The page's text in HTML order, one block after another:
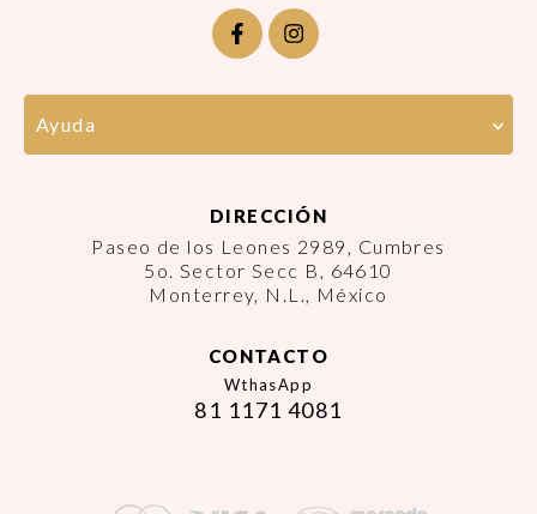
Ayuda
DIRECCIÓN
Paseo de los Leones 2989, Cumbres
5o. Sector Secc B, 64610
Monterrey, N.L., México
CONTACTO
WthasApp
81 1171 4081